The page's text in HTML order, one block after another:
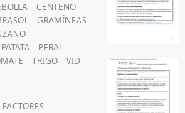
CENTENO
GRAMÍNEAS
PATATA
PERAL
TRIGO VID
FACTORES